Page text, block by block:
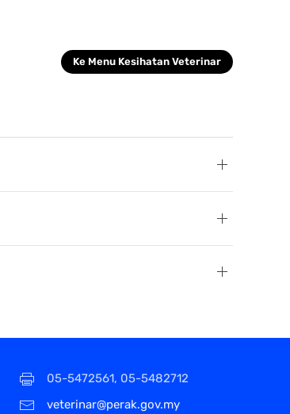
Ke Menu Kesihatan Veterinar
05-5472561, 05-5482712
veterinar@perak.gov.my